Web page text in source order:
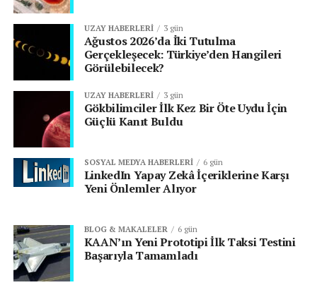
UZAY HABERLERI 3 gün
Ağustos 2026’da İki Tutulma
Gerçekleşecek: Türkiye’den Hangileri
Görülebilecek?
UZAY HABERLERI 3 gün
Gökbilimciler İlk Kez Bir Öte Uydu İçin
Güçlü Kanıt Buldu
SOSYAL MEDYA HABERLERI 6 gün
LinkedIn Yapay Zekâ İçeriklerine Karşı
Yeni Önlemler Alıyor
BLOG & MAKALELER 6 gün
KAAN’ın Yeni Prototipi İlk Taksi Testini
Başarıyla Tamamladı